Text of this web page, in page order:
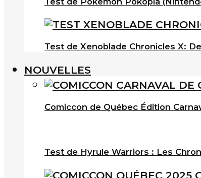
Test de Xenoblade Chronicles X:
NOUVELLES
Comiccon de Québec Édition
Test de Hyrule Warriors : Les